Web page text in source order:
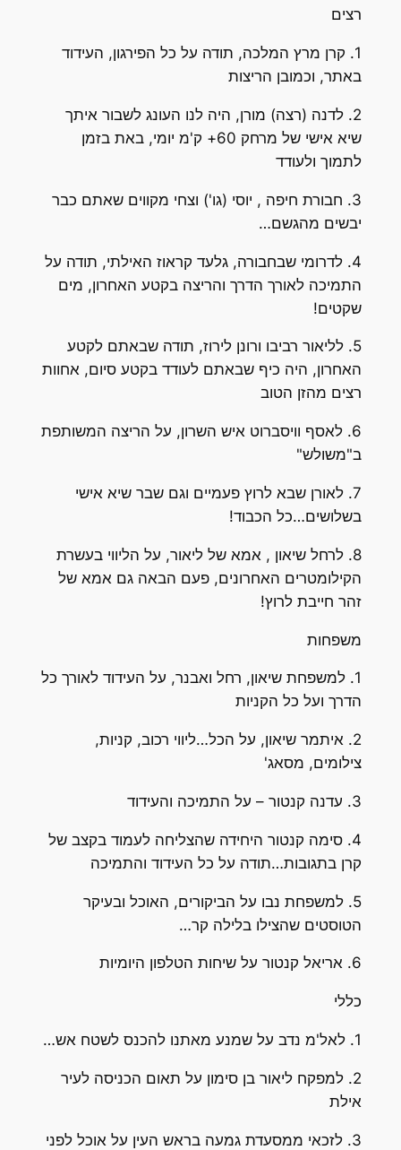
רצים
1. קרן מרץ המלכה, תודה על כל הפירגון, העידוד
באתר, וכמובן הריצות
2. לדנה (רצה) מורן, היה לנו העונג לשבור איתך
שיא אישי של מרחק 60+ ק'מ יומי, באת בזמן
לתמוך ולעודד
3. חבורת חיפה , יוסי (גו') וצחי מקווים שאתם כבר
יבשים מהגשם…
4. לדרומי שבחבורה, גלעד קראוז האילתי, תודה על
התמיכה לאורך הדרך והריצה בקטע האחרון, מים
שקטים!
5. לליאור רביבו ורונן לירוז, תודה שבאתם לקטע
האחרון, היה כיף שבאתם לעודד בקטע סיום, אחוות
רצים מהזן הטוב
6. לאסף וויסברוט איש השרון, על הריצה המשותפת
ב"משולש"
7. לאורן שבא לרוץ פעמיים וגם שבר שיא אישי
בשלושים…כל הכבוד!
8. לרחל שיאון , אמא של ליאור, על הליווי בעשרת
הקילומטרים האחרונים, פעם הבאה גם אמא של
זהר חייבת לרוץ!
משפחות
1. למשפחת שיאון, רחל ואבנר, על העידוד לאורך כל
הדרך ועל כל הקניות
2. איתמר שיאון, על הכל…ליווי רכוב, קניות,
צילומים, מסאג'
3. עדנה קנטור – על התמיכה והעידוד
4. סימה קנטור היחידה שהצליחה לעמוד בקצב של
קרן בתגובות…תודה על כל העידוד והתמיכה
5. למשפחת נבו על הביקורים, האוכל ובעיקר
הטוסטים שהצילו בלילה קר…
6. אריאל קנטור על שיחות הטלפון היומיות
כללי
1. לאל'מ נדב על שמנע מאתנו להכנס לשטח אש…
2. למפקח ליאור בן סימון על תאום הכניסה לעיר
אילת
3. לזכאי ממסעדת גמעה בראש העין על אוכל לפני